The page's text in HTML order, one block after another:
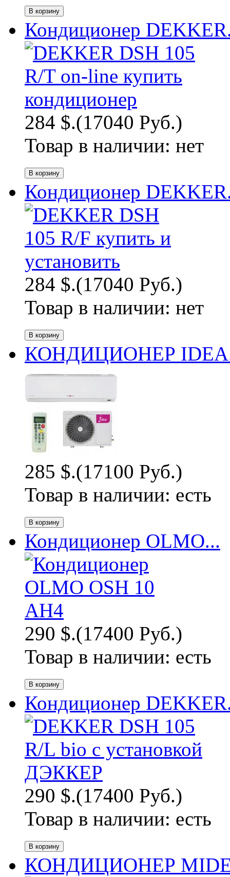
Кондиционер
284 $.(17040 Руб.)
Товар в наличии: нет
Кондиционер
284 $.(17040 Руб.)
Товар в наличии: нет
КОНДИЦИОНЕР
285 $.(17100 Руб.)
Товар в наличии: есть
Кондиционер OLMO...
290 $.(17400 Руб.)
Товар в наличии: есть
Кондиционер
290 $.(17400 Руб.)
Товар в наличии: есть
КОНДИЦИОНЕР